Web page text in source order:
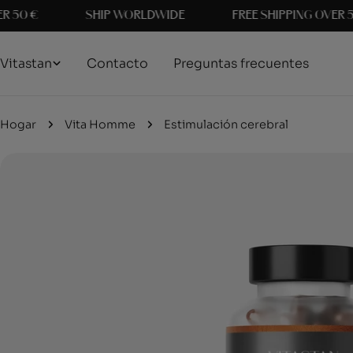
saltar
al
€ SHIP WORLDWIDE FREE SHIPPING OVER 50 €
Vitastan Contacto Preguntas frecuentes
Hogar Vita Homme Estimulación cerebral